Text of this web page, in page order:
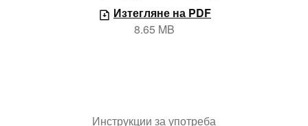
Изтегляне на PDF
8.65 MB
Инструкции за употреба